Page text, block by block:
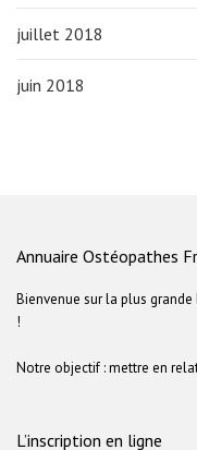
juillet 2018
juin 2018
Annuaire Ostéopathes
Bienvenue sur la plus
!
Notre objectif : mettre en
L’inscription en ligne